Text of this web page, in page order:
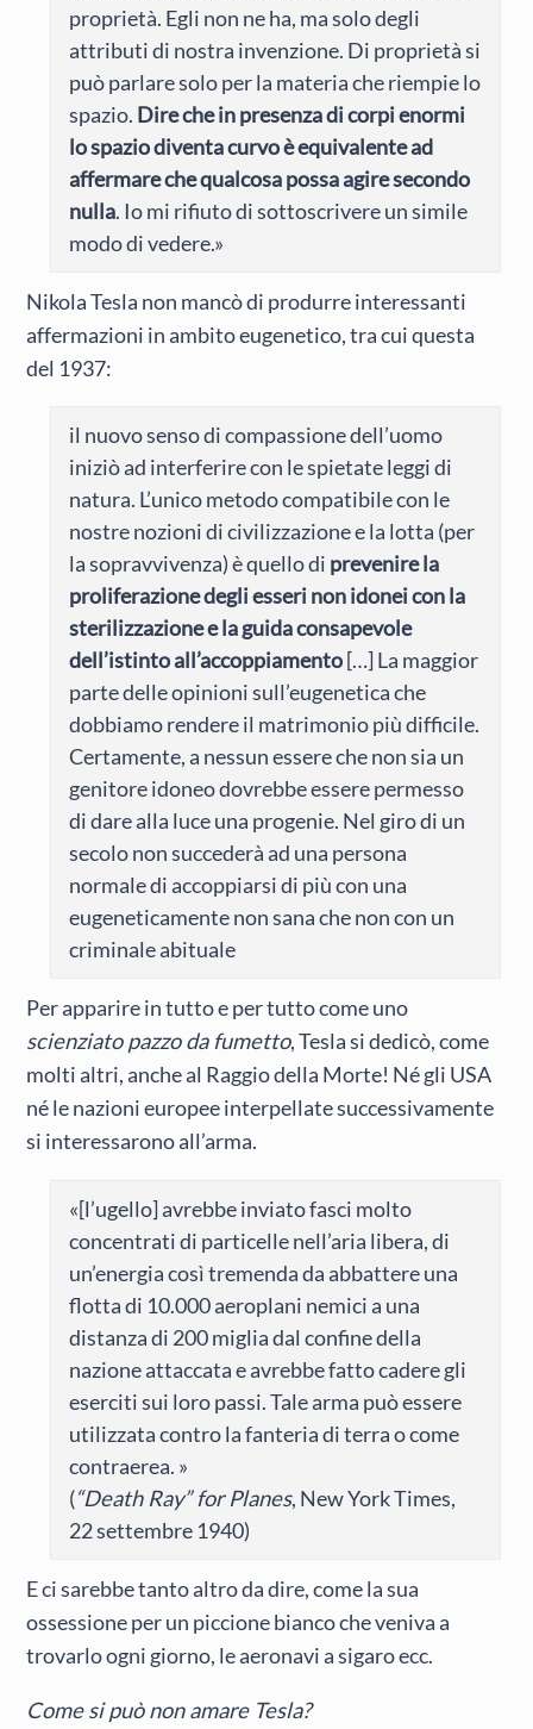
proprietà. Egli non ne ha, ma solo degli
attributi di nostra invenzione. Di proprietà si
può parlare solo per la materia che riempie lo
spazio. Dire che in presenza di corpi enormi
lo spazio diventa curvo è equivalente ad
affermare che qualcosa possa agire secondo
nulla. Io mi rifiuto di sottoscrivere un simile
modo di vedere.»
Nikola Tesla non mancò di produrre interessanti
affermazioni in ambito eugenetico, tra cui questa
del 1937:
il nuovo senso di compassione dell’uomo
iniziò ad interferire con le spietate leggi di
natura. L’unico metodo compatibile con le
nostre nozioni di civilizzazione e la lotta (per
la sopravvivenza) è quello di prevenire la
proliferazione degli esseri non idonei con la
sterilizzazione e la guida consapevole
dell’istinto all’accoppiamento[…] La maggior
parte delle opinioni sull’eugenetica che
dobbiamo rendere il matrimonio più difficile.
Certamente, a nessun essere che non sia un
genitore idoneo dovrebbe essere permesso
di dare alla luce una progenie. Nel giro di un
secolo non succederà ad una persona
normale di accoppiarsi di più con una
eugeneticamente non sana che non con un
criminale abituale
Per apparire in tutto e per tutto come uno
scienziato pazzo da fumetto, Tesla si dedicò, come
molti altri, anche al Raggio della Morte! Né gli USA
né le nazioni europee interpellate successivamente
si interessarono all’arma.
«[l’ugello] avrebbe inviato fasci molto
concentrati di particelle nell’aria libera, di
un’energia così tremenda da abbattere una
flotta di 10.000 aeroplani nemici a una
distanza di 200 miglia dal confine della
nazione attaccata e avrebbe fatto cadere gli
eserciti sui loro passi. Tale arma può essere
utilizzata contro la fanteria di terra o come
contraerea. »
(“Death Ray” for Planes, New York Times,
22 settembre 1940)
E ci sarebbe tanto altro da dire, come la sua
ossessione per un piccione bianco che veniva a
trovarlo ogni giorno, le aeronavi a sigaro ecc.
Come si può non amare Tesla?